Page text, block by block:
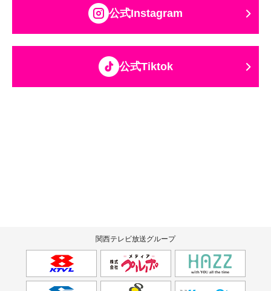
公式Instagram
公式Tiktok
関西テレビ放送グループ